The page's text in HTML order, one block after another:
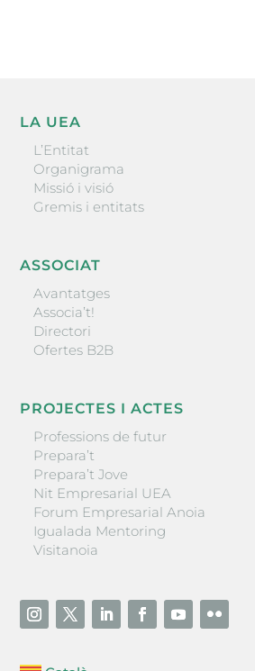
LA UEA
L’Entitat
Organigrama
Missió i visió
Gremis i entitats
ASSOCIAT
Avantatges
Associa’t!
Directori
Ofertes B2B
PROJECTES I ACTES
Professions de futur
Prepara’t
Prepara’t Jove
Nit Empresarial UEA
Forum Empresarial Anoia
Igualada Mentoring
Visitanoia